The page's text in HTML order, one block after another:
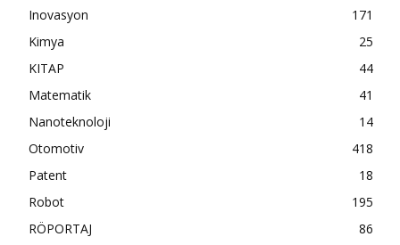
Inovasyon
171
Kimya
25
KITAP
44
Matematik
41
Nanoteknoloji
14
Otomotiv
418
Patent
18
Robot
195
RÖPORTAJ
86